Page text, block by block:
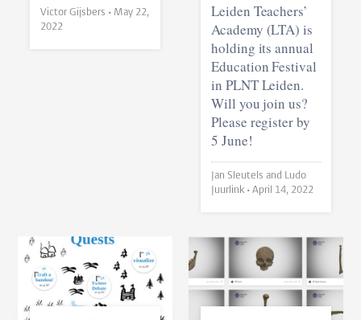
Victor Gijsbers • May 22,
2022
Leiden Teachers’
Academy (LTA) is
holding its annual
Education Festival
in PLNT Leiden.
Will you join us?
Please register by
5 June!
Jan Sleutels and Ludo
Juurlink • April 14, 2022